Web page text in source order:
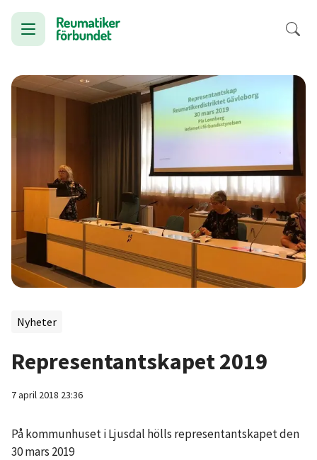
Nyheter
Representantskapet 2019
7 april 2018 23:36
På kommunhuset i Ljusdal hölls representantskapet den
30 mars 2019